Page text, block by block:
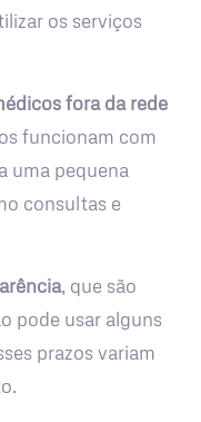
os serviços
fora da rede
funcionam com
uma pequena
consultas e
, que são
pode usar alguns
prazos variam